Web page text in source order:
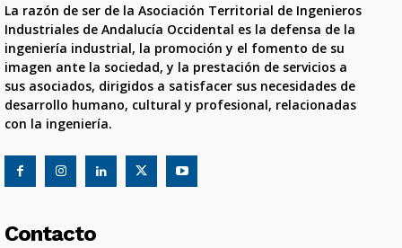
La razón de ser de la Asociación Territorial de Ingenieros
Industriales de Andalucía Occidental es la defensa de la
ingeniería industrial, la promoción y el fomento de su
imagen ante la sociedad, y la prestación de servicios a
sus asociados, dirigidos a satisfacer sus necesidades de
desarrollo humano, cultural y profesional, relacionadas
con la ingeniería.
Contacto